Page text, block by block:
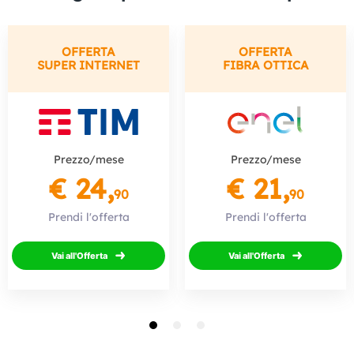
OFFERTA
SUPER INTERNET
Prezzo/mese
€ 24,90
Prendi l'offerta
Vai all'Offerta
OFFERTA
FIBRA OTTICA
Prezzo/mese
€ 21,90
Prendi l'offerta
Vai all'Offerta